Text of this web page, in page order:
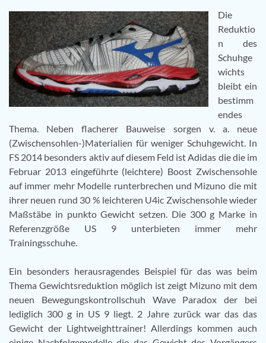
Die
Reduktio
n des
Schuhge
wichts
bleibt ein
bestimm
endes
Thema. Neben flacherer Bauweise sorgen v. a. neue
(Zwischensohlen-)Materialien für weniger Schuhgewicht. In
FS 2014 besonders aktiv auf diesem Feld ist Adidas die die im
Februar 2013 eingeführte (leichtere) Boost Zwischensohle
auf immer mehr Modelle runterbrechen und Mizuno die mit
ihrer neuen rund 30 % leichteren U4ic Zwischensohle wieder
Maßstäbe in punkto Gewicht setzen. Die 300 g Marke in
Referenzgröße US 9 unterbieten immer mehr
Trainingsschuhe.
Ein besonders herausragendes Beispiel für das was beim
Thema Gewichtsreduktion möglich ist zeigt Mizuno mit dem
neuen Bewegungskontrollschuh Wave Paradox der bei
lediglich 300 g in US 9 liegt. 2 Jahre zurück war das das
Gewicht der Lightweighttrainer! Allerdings kommen auch